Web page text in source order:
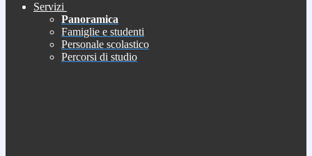
Servizi
Panoramica
Famiglie e studenti
Personale scolastico
Percorsi di studio